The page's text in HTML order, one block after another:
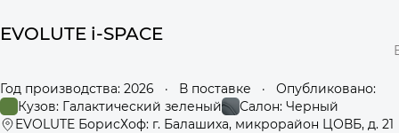
EVOLUTE i-SPACE
Год производства: 2026 · В поставке ·
Опубликовано:
Кузов: Галактический зеленый
Салон: Черный
EVOLUTE БорисХоф: г. Балашиха, микрорайон ЦОВБ, д. 21